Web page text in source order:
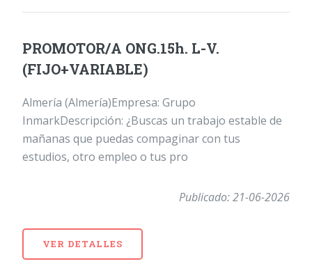
PROMOTOR/A ONG.15h. L-V.
(FIJO+VARIABLE)
Almería (Almería)Empresa: Grupo
InmarkDescripción: ¿Buscas un trabajo estable de
mañanas que puedas compaginar con tus
estudios, otro empleo o tus pro
Publicado: 21-06-2026
VER DETALLES